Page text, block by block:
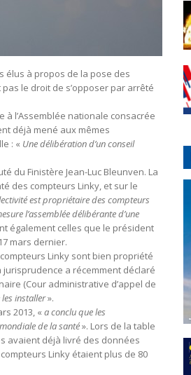
élus à propos de la pose des
le droit de s’opposer par arrêté
à l’Assemblée nationale consacrée
déjà mené aux mêmes
: « Une délibération d’un conseil
du Finistère Jean-Luc Bleunven. La
des compteurs Linky, et sur le
est propriétaire des compteurs
l’assemblée délibérante d’une
également celles que le président
mars dernier.
Linky sont bien propriété
jurisprudence a récemment déclaré
(Cour administrative d’appel de
installer».
2013, « a conclu que les
de la santé». Lors de la table
avaient déjà livré des données
Linky étaient plus de 80